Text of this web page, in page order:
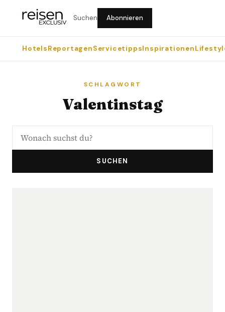
Suchen Abonnieren
HotelsReportagenServicetippsInspirationen
SCHLAGWORT
Valentinstag
SUCHEN